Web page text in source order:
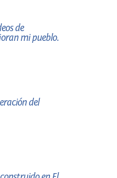
de
mi pueblo.
del